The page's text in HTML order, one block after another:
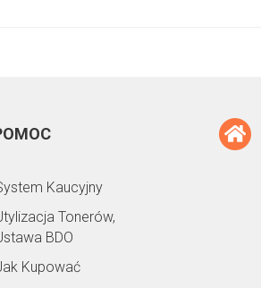
Kaucyjny
Tonerów,
BDO
Kupować